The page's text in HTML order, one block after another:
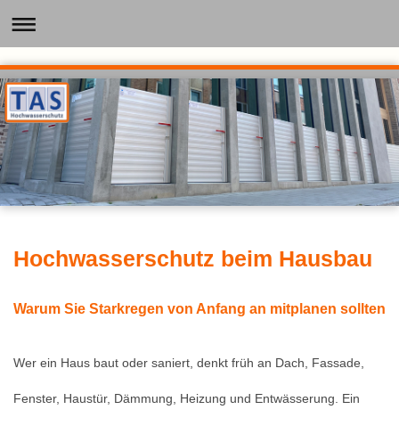
Hochwasserschutz beim Hausbau
Warum Sie Starkregen von Anfang an mitplanen sollten
Wer ein Haus baut oder saniert, denkt früh an Dach, Fassade,
Fenster, Haustür, Dämmung, Heizung und Entwässerung. Ein